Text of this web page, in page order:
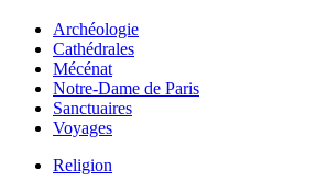
Archéologie
Cathédrales
Mécénat
Notre-Dame de Paris
Sanctuaires
Voyages
Religion